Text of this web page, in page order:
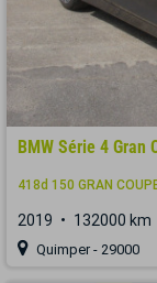
BMW Série 4 Gran
418d 150 GRAN
2019 132000 km
Quimper - 29000